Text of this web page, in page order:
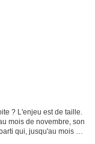
? L'enjeu est de taille.
mois de novembre, son
qui, jusqu'au mois de